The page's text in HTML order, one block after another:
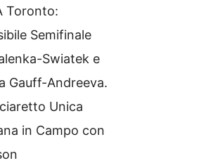
Toronto:
Semifinale
Swiatek e
Gauff-Andreeva.
Unica
in Campo con